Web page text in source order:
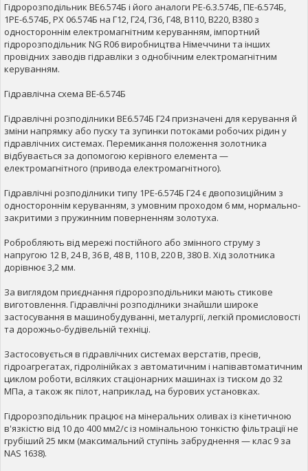
Гідророзподільник ВЕ6.574Б і його аналоги РЕ-6.3.574Б, ПЕ-6.574Б,
1РЕ-6.574Б, РХ 06.574Б на Г12, Г24, Г36, Г48, В110, В220, В380 з
одностороннім електромагнітним керуванням, імпортний
гідророзподільник NG R06 виробництва Німеччини та інших
провідних заводів гідравліки з однобічним електромагнітним
керуванням.
Гідравлічна схема ВЕ-6.574Б
Гідравлічні розподілники ВЕ6.574Б Г24 призначені для керування й
зміни напрямку або пуску та зупинки потоками робочих рідин у
гідравлічних системах. Перемикання положення золотника
відбувається за допомогою керівного елемента —
електромагнітного (привода електромагнітного).
Гідравлічні розподілники типу 1РЕ-6.574Б Г24 є двопозиційним з
одностороннім керуванням, з умовним проходом 6 мм, нормально-
закритими з пружинним поверненням золотуха.
Робробляють від мережі постійного або змінного струму з
напругою 12 В, 24 В, 36 В, 48 В, 110 В, 220 В, 380 В. Хід золотника
дорівнює 3,2 мм.
За виглядом приєднання гідророзподільники мають стикове
виготовлення. Гідравлічні розподілники знайшли широке
застосування в машинобудуванні, металургії, легкій промисловості
та дорожньо-будівельній техніці.
Застосовується в гідравлічних системах верстатів, пресів,
гідроагрегатах, гідролінійках з автоматичним і напівавтоматичним
циклом роботи, всіляких стаціонарних машинах із тиском до 32
МПа, а також як пілот, наприклад, на бурових установках.
Гідророзподільник працює на мінеральних оливах із кінетичною
в'язкістю від 10 до 400 мм2/с із номінальною тонкістю фільтрації не
грубіший 25 мкм (максимальний ступінь забруднення — клас 9 за
NAS 1638).